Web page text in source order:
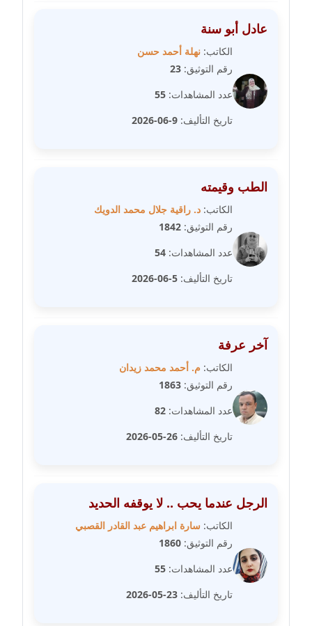
مدونة عزة الأمير
مدونة عزة بركة
عاملة
مدونة عفاف حسين
مدونة علا ابو السعادات
عاملة
مدونة علاء سرحان
مدونة علي الصادق
عاملة
مدونة علي الفشني
مدونة عماد مصباح
عاملة
مدونة عمرو عاطف
عاملة
مدونة غادة زهران
عادل أبو سنة
الكاتب: نهلة أحمد حسن
رقم التوثيق: 23
عدد المشاهدات: 55
تاريخ التأليف: 9-06-2026
الطب وقيمته
الكاتب: د. راقية جلال محمد الدويك
رقم التوثيق: 1842
عدد المشاهدات: 54
تاريخ التأليف: 5-06-2026
آخر عرفة
الكاتب: م. أحمد محمد زيدان
رقم التوثيق: 1863
عدد المشاهدات: 82
تاريخ التأليف: 26-05-2026
الرجل عندما يحب .. لا يوقفه الحديد
الكاتب: سارة ابراهيم عبد القادر القصبي
رقم التوثيق: 1860
عدد المشاهدات: 55
تاريخ التأليف: 23-05-2026